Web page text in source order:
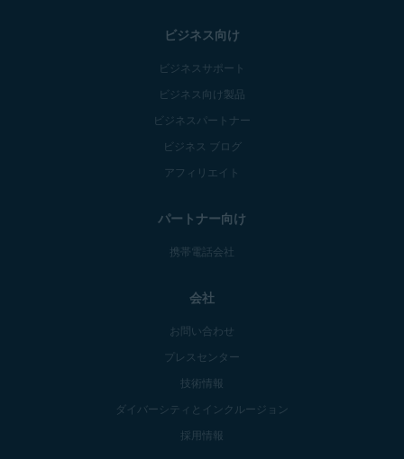
ビジネス向け
ビジネスサポート
ビジネス向け製品
ビジネスパートナー
ビジネス ブログ
アフィリエイト
パートナー向け
携帯電話会社
会社
お問い合わせ
プレスセンター
技術情報
ダイバーシティとインクルージョン
採用情報